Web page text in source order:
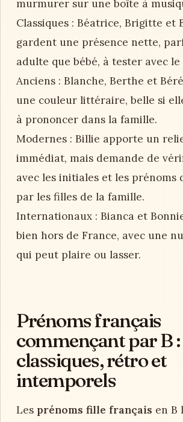
murmurer sur une boîte à
Classiques : Béatrice, Brigitte et
gardent une présence nette,
adulte que bébé, à tester avec le
Anciens : Blanche, Berthe et
une couleur littéraire, belle si
à prononcer dans la famille.
Modernes : Billie apporte un
immédiat, mais demande de
avec les initiales et les prénoms
par les filles de la famille.
Internationaux : Bianca et
bien hors de France, avec une
qui peut plaire ou lasser.
Prénoms français
commençant par B :
classiques, rétro et
intemporels
Les prénoms fille français en B